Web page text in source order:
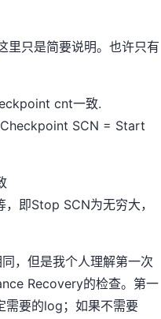
里只是简要说明。也许只有
cnt一致.
SCN = Start
即Stop SCN为无穷大，
，但是我个人理解第一次
Recovery的检查。第一
需要的log；如果不需要